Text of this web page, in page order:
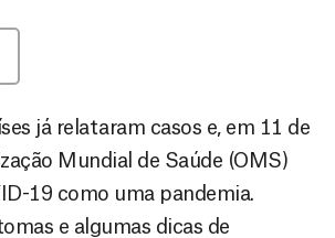
já relataram casos e, em 11 de
Mundial de Saúde (OMS)
19 como uma pandemia.
e algumas dicas de